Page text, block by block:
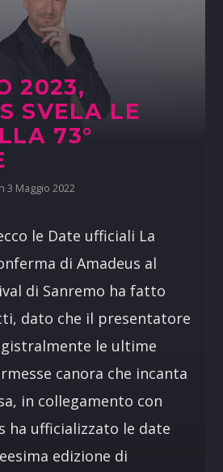
2023,
SVELA LE
73°
3 Maggio 2022
le Date ufficiali La
di Amadeus al
di Sanremo ha fatto
dato che il presentatore
le ultime
canora che incanta
in collegamento con
ha ufficializzato le date
edizione di